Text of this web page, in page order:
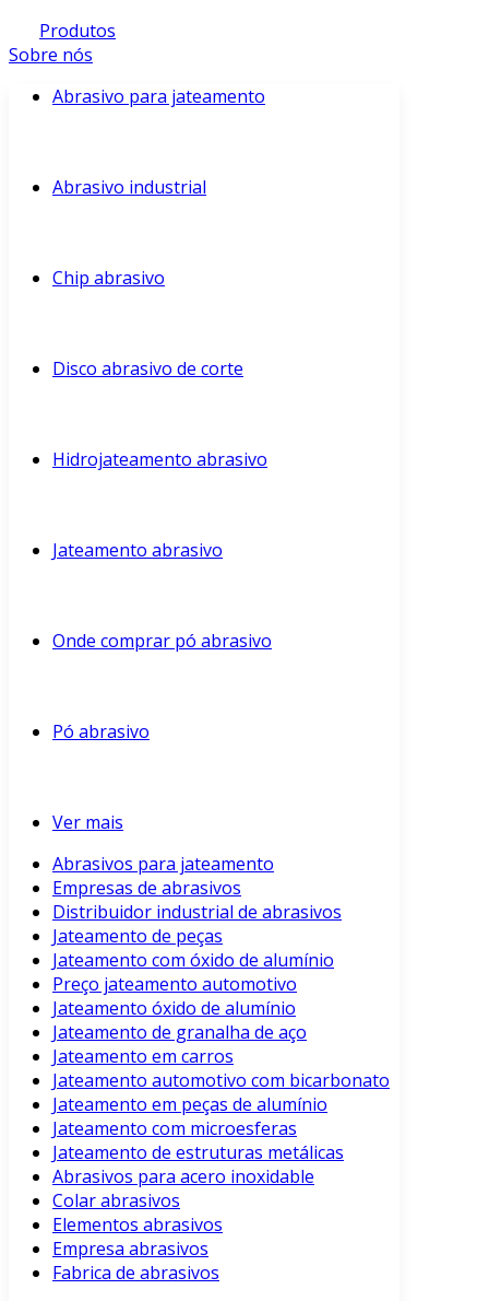
Produtos
Sobre nós
Abrasivo para jateamento
Abrasivo industrial
Chip abrasivo
Disco abrasivo de corte
Hidrojateamento abrasivo
Jateamento abrasivo
Onde comprar pó abrasivo
Pó abrasivo
Ver mais
Abrasivos para jateamento
Empresas de abrasivos
Distribuidor industrial de abrasivos
Jateamento de peças
Jateamento com óxido de alumínio
Preço jateamento automotivo
Jateamento óxido de alumínio
Jateamento de granalha de aço
Jateamento em carros
Jateamento automotivo com bicarbonato
Jateamento em peças de alumínio
Jateamento com microesferas
Jateamento de estruturas metálicas
Abrasivos para acero inoxidable
Colar abrasivos
Elementos abrasivos
Empresa abrasivos
Fabrica de abrasivos